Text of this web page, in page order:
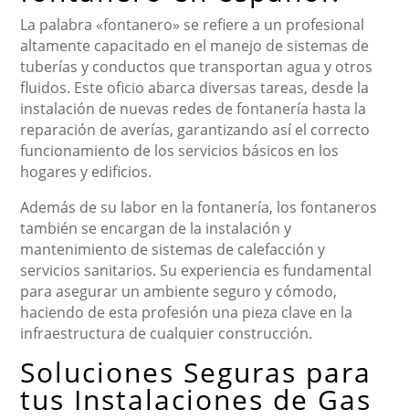
La palabra «fontanero» se refiere a un profesional
altamente capacitado en el manejo de sistemas de
tuberías y conductos que transportan agua y otros
fluidos. Este oficio abarca diversas tareas, desde la
instalación de nuevas redes de fontanería hasta la
reparación de averías, garantizando así el correcto
funcionamiento de los servicios básicos en los
hogares y edificios.
Además de su labor en la fontanería, los fontaneros
también se encargan de la instalación y
mantenimiento de sistemas de calefacción y
servicios sanitarios. Su experiencia es fundamental
para asegurar un ambiente seguro y cómodo,
haciendo de esta profesión una pieza clave en la
infraestructura de cualquier construcción.
Soluciones Seguras para
tus Instalaciones de Gas